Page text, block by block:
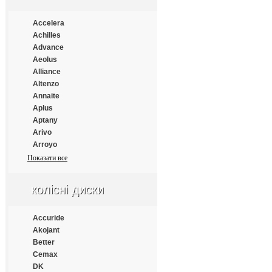
Everest
Everton
Fairking
Falken
Farroad
Fastwear
Federal
Fesite
Firelion
Firemax
Firestone
Force
Frideric
Fulda
Fullrun
Funtoma
Gallant
General
Accelera
Achilles
Advance
Aeolus
Alliance
Altenzo
Annaite
Aplus
Aptany
Arivo
Arroyo
Atlander
Austone
Bars
Barum
BFGoodrich
Blacklion
Bridgestone
Показати все
колісні диски
Accuride
Akojant
Better
Cemax
DK